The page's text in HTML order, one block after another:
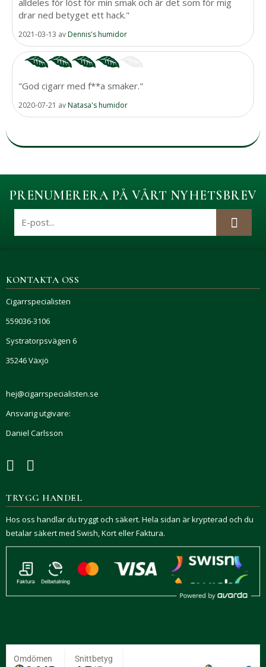
drar ned betyget ett hack."
2021-03-13 avDennis's humidor
"God cigarr med f**a smaker."
2020-07-21 avNatasa's humidor
PRENUMERERA PÅ VÅRT NYHETSBREV
KONTAKTA OSS
Cigarrspecialisten
559036-3106
Systratorpsvägen 6
35246 Växjö
hej@cigarrspecialisten.se
Ansvarig utgivare:
Daniel Carlsson
TRYGG HANDEL
Hos oss handlar du tryggt och säkert. Hela sidan är krypterad och du
betalar säkert med Swish, Kort eller Faktura.